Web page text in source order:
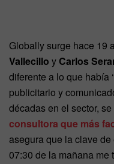
Globally surge hace 19
Vallecillo y Carlos
diferente a lo que había
publicitario y
décadas en el sector,
consultora que más
asegura que la clave
07:30 de la mañana me